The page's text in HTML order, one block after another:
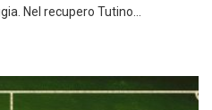
Nel recupero Tutino…